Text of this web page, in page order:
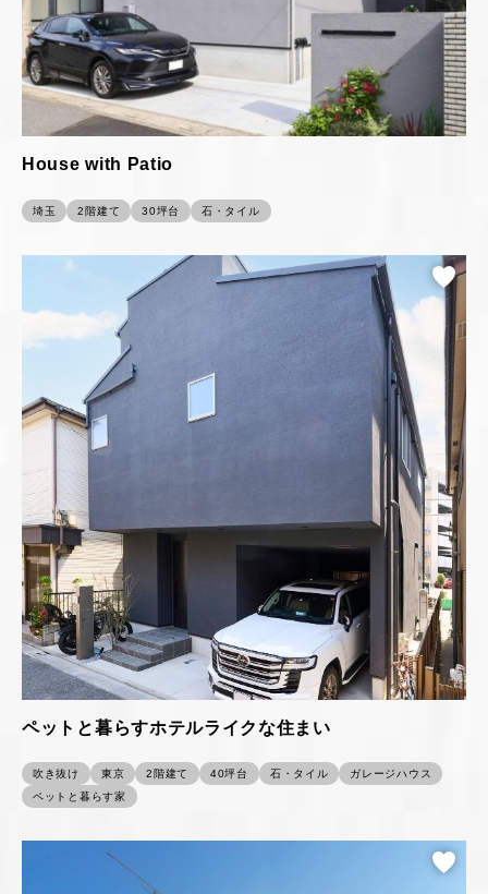
House with Patio
埼玉 2階建て 30坪台 石・タイル
ペットと暮らすホテルライクな住まい
吹き抜け 東京 2階建て 40坪台 石・タイル
ガレージハウス
ペットと暮らす家